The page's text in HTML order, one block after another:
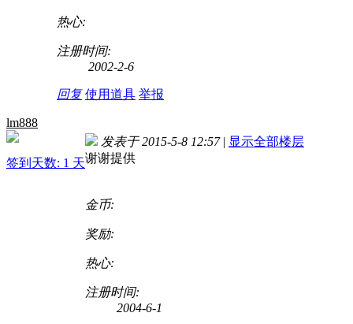
热心:
注册时间:
2002-2-6
回复 使用道具 举报
lm888
签到天数: 1 天
发表于 2015-5-8 12:57 | 显示全部楼层
谢谢提供
金币:
奖励:
热心:
注册时间:
2004-6-1